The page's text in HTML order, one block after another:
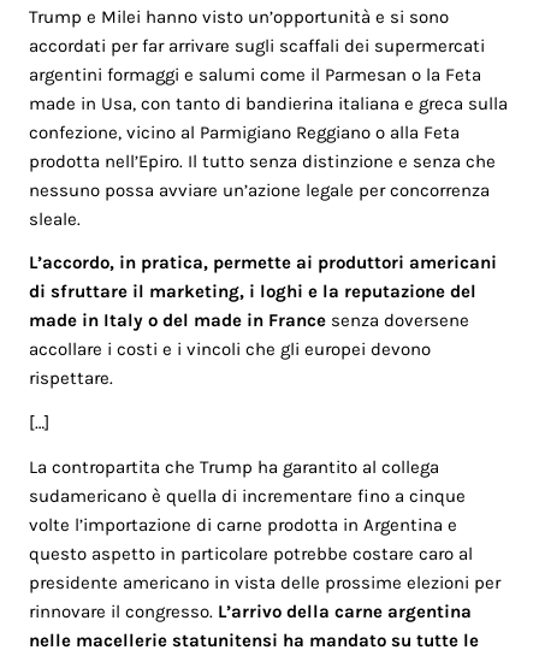
Trump e Milei hanno visto un’opportunità e si sono
accordati per far arrivare sugli scaffali dei supermercati
argentini formaggi e salumi come il Parmesan o la Feta
made in Usa, con tanto di bandierina italiana e greca sulla
confezione, vicino al Parmigiano Reggiano o alla Feta
prodotta nell’Epiro. Il tutto senza distinzione e senza che
nessuno possa avviare un’azione legale per concorrenza
sleale.
L’accordo, in pratica, permette ai produttori americani
di sfruttare il marketing, i loghi e la reputazione del
made in Italy o del made in France senza doversene
accollare i costi e i vincoli che gli europei devono
rispettare.
[…]
La contropartita che Trump ha garantito al collega
sudamericano è quella di incrementare fino a cinque
volte l’importazione di carne prodotta in Argentina e
questo aspetto in particolare potrebbe costare caro al
presidente americano in vista delle prossime elezioni per
rinnovare il congresso. L’arrivo della carne argentina
nelle macellerie statunitensi ha mandato su tutte le